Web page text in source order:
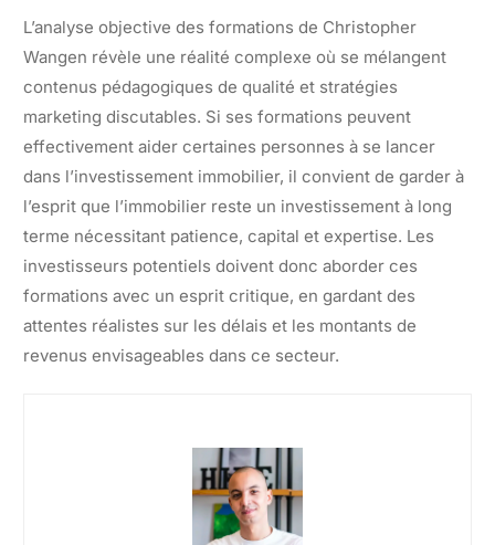
L’analyse objective des formations de Christopher
Wangen révèle une réalité complexe où se mélangent
contenus pédagogiques de qualité et stratégies
marketing discutables. Si ses formations peuvent
effectivement aider certaines personnes à se lancer
dans l’investissement immobilier, il convient de garder à
l’esprit que l’immobilier reste un investissement à long
terme nécessitant patience, capital et expertise. Les
investisseurs potentiels doivent donc aborder ces
formations avec un esprit critique, en gardant des
attentes réalistes sur les délais et les montants de
revenus envisageables dans ce secteur.